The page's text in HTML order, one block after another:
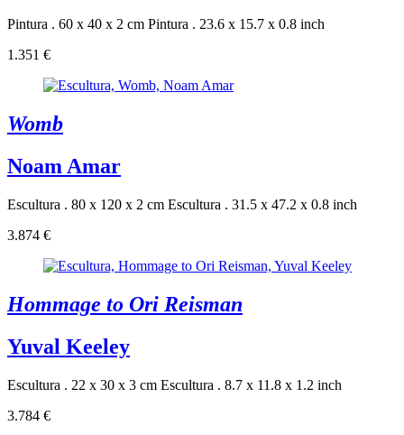
Pintura . 60 x 40 x 2 cm Pintura . 23.6 x 15.7 x 0.8 inch
1.351 €
Womb
Noam Amar
Escultura . 80 x 120 x 2 cm Escultura . 31.5 x 47.2 x 0.8 inch
3.874 €
Hommage to Ori Reisman
Yuval Keeley
Escultura . 22 x 30 x 3 cm Escultura . 8.7 x 11.8 x 1.2 inch
3.784 €